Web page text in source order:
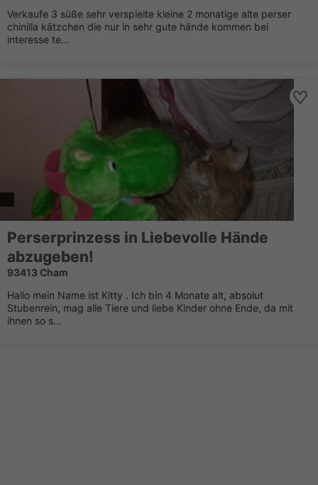
Verkaufe 3 süße sehr verspielte kleine 2 monatige alte perser
chinilla kätzchen die nur in sehr gute hände kommen bei
interesse te...
Perserprinzess in Liebevolle Hände
abzugeben!
93413 Cham
Hallo mein Name ist Kitty . Ich bin 4 Monate alt, absolut
Stubenrein, mag alle Tiere und liebe Kinder ohne Ende, da mit
ihnen so s...